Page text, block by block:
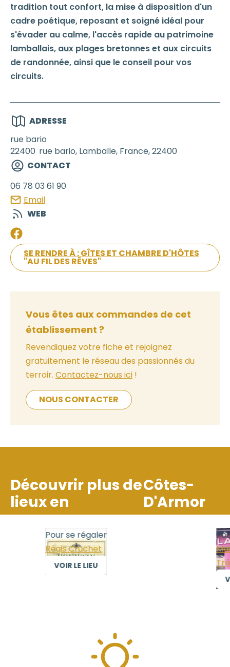
tradition tout confort, la mise à disposition d'un
cadre poétique, reposant et soigné idéal pour
s'évader au calme, l'accès rapide au patrimoine
lamballais, aux plages bretonnes et aux circuits
de randonnée, ainsi que le conseil pour vos
circuits.
ADRESSE
rue bario
22400 rue bario, Lamballe, France, 22400
CONTACT
06 78 03 61 90
Email
WEB
SE RENDRE À : GÎTES ET CHAMBRE D'HÔTES
"AU FIL DES RÊVES"
Vous êtes aux commandes de cet
établissement ?
Revendiquez votre fiche et rejoignez
gratuitement le réseau des passionnés du
terroir. Contactez-nous ici !
NOUS CONTACTER
Découvrir plus de
lieux en
Côtes-
D'Armor
Pour se régaler
Régis Cruchet
VOIR LE LIEU